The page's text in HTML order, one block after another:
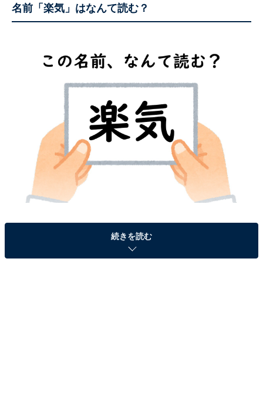
名前「楽気」はなんて読む？
続きを読む